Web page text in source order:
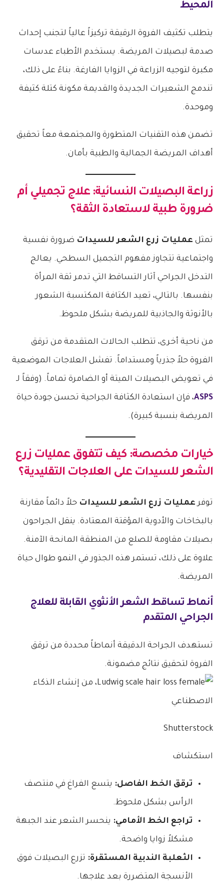
المحيط
يتطلب تكثيف الفروة الرقيقة تركيزاً عالياً لتجنب إحداث
صدمة لبصيلات المريضة. يستخدم الأطباء عدسات
مكبرة لتوجيه الزراعة في الزوايا الفارغة. بناءً على ذلك،
تندمج الشعيرات الجديدة والقديمة مكونة كتلة كثيفة
وموحدة.
تضمن هذه التقنيات المتطورة والمجتمعة معاً تحقيق
أهداف المريضة الجمالية والطبية بأمان.
زراعة البصيلات النسائية: علاج تجميلي أم
ضرورة طبية لاستعادة الثقة؟
تمثل عمليات زرع الشعر للسيدات ضرورة نفسية
واجتماعية تتجاوز مفهوم التجميل السطحي. يعالج
التدخل الجراحي آثار التساقط التي تدمر ثقة المرأة
بنفسها. بالتالي، تعيد الكثافة المكتسبة الشعور
بالأنوثة والجاذبية للمريضة بشكل ملحوظ.
من ناحية أخرى، تتطلب الحالات المتقدمة من ترقق
الفروة حلاً جذرياً ومستداماً. تفشل العلاجات الموضعية
في تعويض البصيلات الميتة أو الضامرة تماماً. (وفقاً لـ
ASPS، فإن استعادة الكثافة الجراحية تحسن جودة حياة
المريضة بنسبة كبيرة).
خيارات مخصصة: كيف تتفوقعمليات زرع
الشعر للسيدات على العلاجات التقليدية؟
توفرعمليات زرع الشعر للسيدات حلاً دائماً مقارنة
بالبخاخات والأدوية المؤقتة المعتادة. ينقل الجراحون
بصيلات مقاومة للصلع من المنطقة المانحة الآمنة.
علاوة على ذلك، تستمر هذه الجذور في النمو طوال حياة
المريضة.
أنماط تساقط الشعر الأنثوي القابلة للعلاج
الجراحي المتقدم
تستهدف الجراحة الدقيقة أنماطاً محددة من ترقق
الفروة لتحقيق نتائج مضمونة.
Shutterstock
استكشاف
ترقق الخط الفاصل: يتسع الفراغ في منتصف
الرأس بشكل ملحوظ.
تراجع الخط الأمامي: ينحسر الشعر عند الجبهة
مشكلاً زوايا واضحة.
الثعلبة الندبية المستقرة: تزرع البصيلات فوق
الأنسجة المتضررة بعد علاجها.